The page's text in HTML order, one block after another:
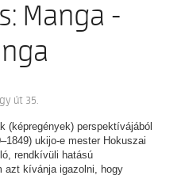
Manga -
út 35.
(képregények) perspektívájából
ukijo-e mester Hokuszai
rendkívüli hatású
azt kívánja igazolni, hogy